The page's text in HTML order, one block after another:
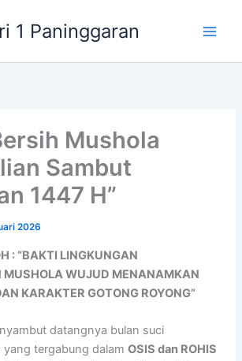
1 Paninggaran
Mushola
Sambut
1447 H”
2026
: “BAKTI LINGKUNGAN
MUSHOLA WUJUD MENANAMKAN
KARAKTER GOTONG ROYONG”
datangnya bulan suci
yang tergabung dalamOSIS dan ROHIS